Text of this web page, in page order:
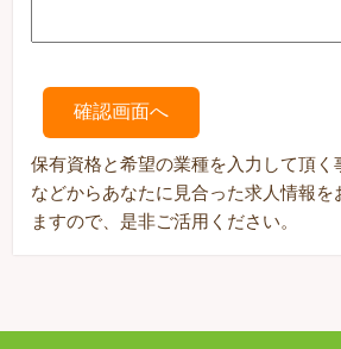
保有資格と希望の業種を入力して頂く
などからあなたに見合った求人情報を
ますので、是非ご活用ください。